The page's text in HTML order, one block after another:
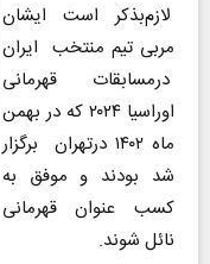
لازم‌بذکر است ایشان
مربی تیم منتخب ایران
درمسابقات قهرمانی
اوراسیا ۲۰۲۴ که در بهمن
ماه ۱۴۰۲ درتهران برگزار
شد بودند و موفق به
کسب عنوان قهرمانی
نائل شوند.